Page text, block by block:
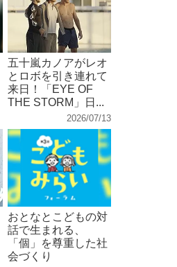
五十嵐カノアがレオ
とロボを引き連れて
来日！「EYE OF
THE STORM」日...
2026/07/13
おとなとこどもの対
話で生まれる、
「個」を尊重した社
会づくり